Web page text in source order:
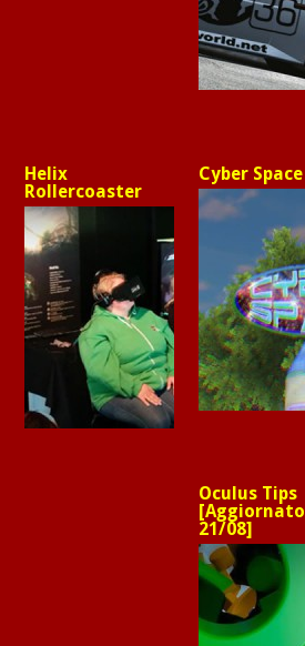
Helix
Rollercoaster
Cyber Space
Oculus Tips
[Aggiornato
21/08]